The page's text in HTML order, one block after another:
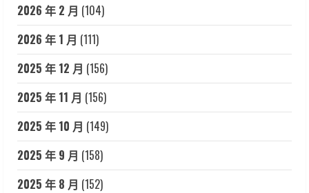
2026 年 2 月 (104)
2026 年 1 月 (111)
2025 年 12 月 (156)
2025 年 11 月 (156)
2025 年 10 月 (149)
2025 年 9 月 (158)
2025 年 8 月 (152)